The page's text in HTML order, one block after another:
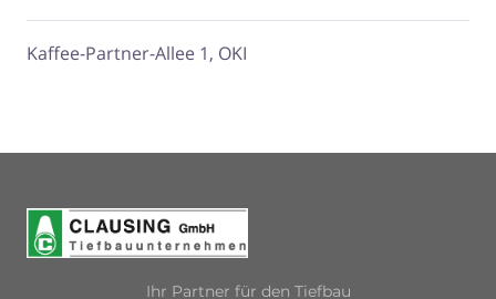
Kaffee-Partner-Allee 1, OKI
Ihr Partner für den Tiefbau